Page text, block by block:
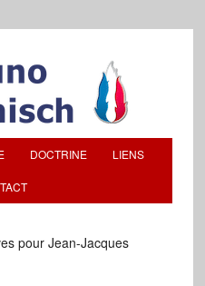
DOCTRINE LIENS
pour Jean-Jacques